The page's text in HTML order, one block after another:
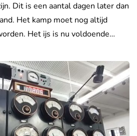
Dit is een aantal dagen later dan
Het kamp moet nog altijd
Het ijs is nu voldoende…